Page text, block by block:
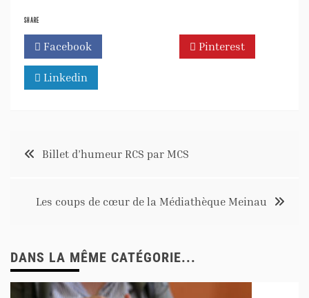
SHARE
Facebook Pinterest
Linkedin
Billet d’humeur RCS par MCS
Les coups de cœur de la Médiathèque Meinau
DANS LA MÊME CATÉGORIE...